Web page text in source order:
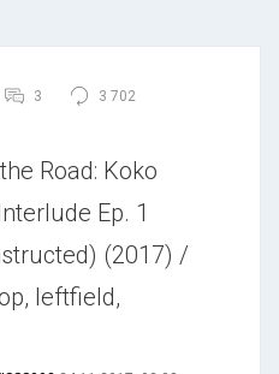
3 3 702
Road: Koko
Ep. 1
(2017) /
leftfield,